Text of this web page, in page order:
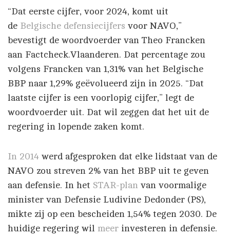
“Dat eerste cijfer, voor 2024, komt uit
de Belgische defensiecijfers voor NAVO,”
bevestigt de woordvoerder van Theo Francken
aan Factcheck.Vlaanderen. Dat percentage zou
volgens Francken van 1,31% van het Belgische
BBP naar 1,29% geëvolueerd zijn in 2025. “Dat
laatste cijfer is een voorlopig cijfer,” legt de
woordvoerder uit. Dat wil zeggen dat het uit de
regering in lopende zaken komt.
In 2014 werd afgesproken dat elke lidstaat van de
NAVO zou streven 2% van het BBP uit te geven
aan defensie. In het STAR-plan van voormalige
minister van Defensie Ludivine Dedonder (PS),
mikte zij op een bescheiden 1,54% tegen 2030. De
huidige regering wil meer investeren in defensie.